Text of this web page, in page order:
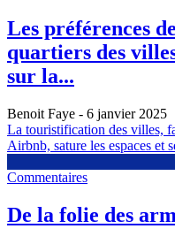
Les préférences
quartiers des
sur la...
Benoit Faye - 6 janvier 2025
La touristification des villes,
Airbnb, sature les espaces et
Commentaires
De la folie des